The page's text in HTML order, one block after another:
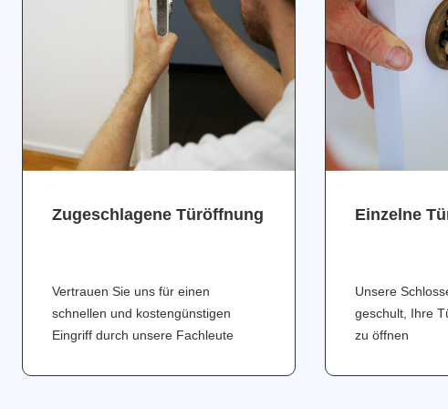
Zugeschlagene Türöffnung
Vertrauen Sie uns für einen
schnellen und kostengünstigen
Eingriff durch unsere Fachleute
Einzelne
Unsere
geschult, Ihre
zu öffnen